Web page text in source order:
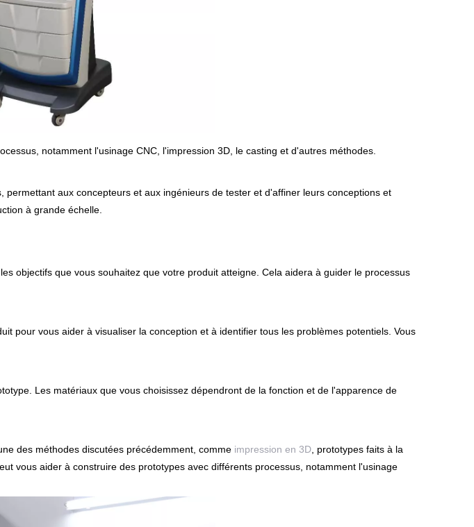
notamment l'usinage CNC, l'impression 3D, le casting et d'autres méthodes.
aux concepteurs et aux ingénieurs de tester et d'affiner leurs conceptions et
à grande échelle.
objectifs que vous souhaitez que votre produit atteigne. Cela aidera à guider le processus
pour vous aider à visualiser la conception et à identifier tous les problèmes potentiels. Vous
Les matériaux que vous choisissez dépendront de la fonction et de l'apparence de
des méthodes discutées précédemment, comme impression en 3D , prototypes faits à la
vous aider à construire des prototypes avec différents processus, notamment l'usinage